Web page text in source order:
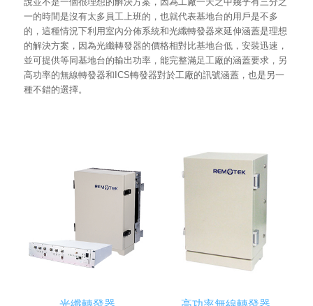
一的時間是沒有太多員工上班的，也就代表基地台的用戶是不多
的，這種情況下利用室內分佈系統和光纖轉發器來延伸涵蓋是理想
的解決方案，因為光纖轉發器的價格相對比基地台低，安裝迅速，
並可提供等同基地台的輸出功率，能完整滿足工廠的涵蓋要求，另
高功率的無線轉發器和ICS轉發器對於工廠的訊號涵蓋，也是另一
種不錯的選擇。